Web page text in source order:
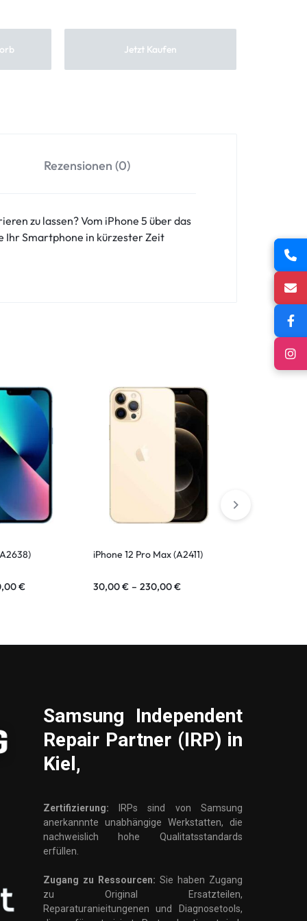
Jetzt Kaufen
Rezensionen (0)
zu lassen? Vom iPhone 5 über das
Ihr Smartphone in kürzester Zeit
€
iPhone 12 Pro Max (A2411)
30,00€ – 230,00€
Samsung Independent
Repair Partner (IRP) in
Kiel,
Zertifizierung: IRPs sind von Samsung
anerkannnte unabhängige Werkstatten, die
nachweislich hohe Qualitatsstandards
erfüllen.
Zugang zu Ressourcen: Sie haben Zugang
zu Original Ersatzteilen,
Reparaturanieitungenen und Diagnosetools,